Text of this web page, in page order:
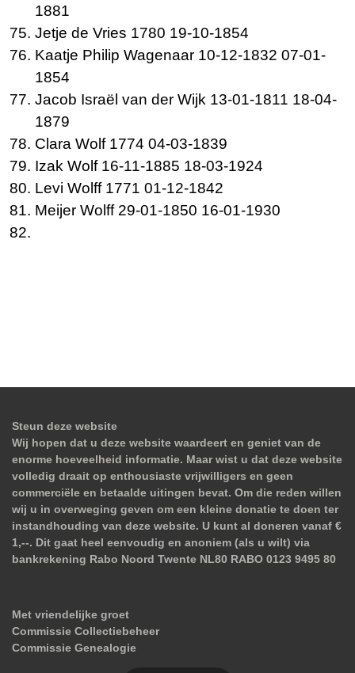
1881
Jetje de Vries 1780 19-10-1854
Kaatje Philip Wagenaar 10-12-1832 07-01-
1854
Jacob Israël van der Wijk 13-01-1811 18-04-
1879
Clara Wolf 1774 04-03-1839
Izak Wolf 16-11-1885 18-03-1924
Levi Wolff 1771 01-12-1842
Meijer Wolff 29-01-1850 16-01-1930
Steun deze website
Wij hopen dat u deze website waardeert en geniet van de
enorme hoeveelheid informatie. Maar wist u dat deze website
volledig draait op enthousiaste vrijwilligers en geen
commerciële en betaalde uitingen bevat. Om die reden willen
wij u in overweging geven om een kleine donatie te doen ter
instandhouding van deze website. U kunt al doneren vanaf €
1,--. Dit gaat heel eenvoudig en anoniem (als u wilt) via
bankrekening Rabo Noord Twente NL80 RABO 0123 9495 80
Met vriendelijke groet
Commissie Collectiebeheer
Commissie Genealogie